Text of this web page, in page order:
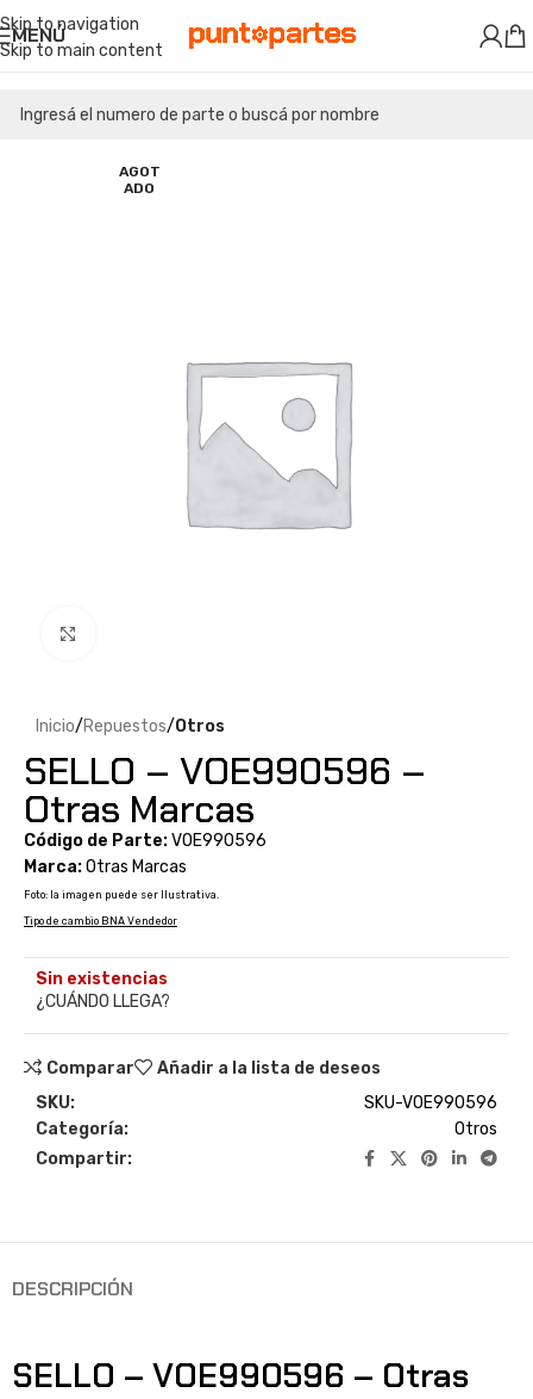
Skip to navigation
Skip to main content
MENÚ
AGOT
ADO
Inicio Repuestos Otros
SELLO – VOE990596 –
Otras Marcas
Código de Parte:VOE990596
Marca:Otras Marcas
Foto: la imagen puede ser Ilustrativa.
Tipo de cambio BNA Vendedor
Sin existencias
¿CUÁNDO LLEGA?
Comparar
Añadir a la lista de deseos
SKU:
SKU-VOE990596
Categoría:
Otros
Compartir:
DESCRIPCIÓN
SELLO – VOE990596 – Otras